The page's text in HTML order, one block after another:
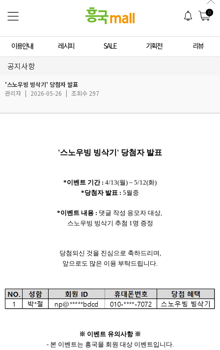
0
이용안내 레시피 SALE 기획전 리뷰
공지사항
'스노우빙 빙삭기' 당첨자 발표
관리자 | 2026-05-26 | 조회수 297
'스노우빙 빙삭기' 당첨자 발표
*이벤트 기간 : 4/13(월) ~ 5/12(화)
*당첨자 발표 : 5월중
*이벤트 내용 : 댓글 작성 응모자 대상,
스노우빙 빙삭기 추첨 1명 증정
당첨되신 것을 진심으로 축하드리며,
앞으로도 많은 이용 부탁드립니다.
※ 이벤트 유의사항 ※
- 본 이벤트는 흥국몰 회원 대상 이벤트입니다.